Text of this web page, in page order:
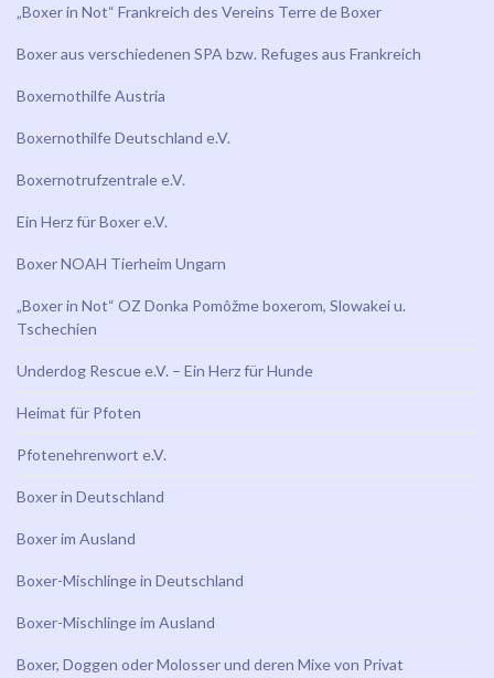
„Boxer in Not“ Frankreich des Vereins Terre de Boxer
Boxer aus verschiedenen SPA bzw. Refuges aus Frankreich
Boxernothilfe Austria
Boxernothilfe Deutschland e.V.
Boxernotrufzentrale e.V.
Ein Herz für Boxer e.V.
Boxer NOAH Tierheim Ungarn
„Boxer in Not“ OZ Donka Pomôžme boxerom, Slowakei u.
Tschechien
Underdog Rescue e.V. – Ein Herz für Hunde
Heimat für Pfoten
Pfotenehrenwort e.V.
Boxer in Deutschland
Boxer im Ausland
Boxer-Mischlinge in Deutschland
Boxer-Mischlinge im Ausland
Boxer, Doggen oder Molosser und deren Mixe von Privat